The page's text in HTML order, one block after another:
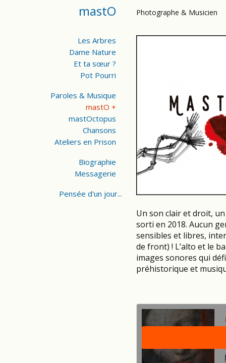
mastO
Les Arbres
Dame Nature
Et ta sœur ?
Pot Pourri
Paroles & Musique
mastO +
mastOctopus
Chansons
Ateliers en Prison
Biographie
Messagerie
Pensée d'un jour...
Photographe & Musicien
Un son clair et droit,
sorti en 2018. Aucun
sensibles et libres,
de front) ! L’alto et le
images sonores qui
préhistorique et